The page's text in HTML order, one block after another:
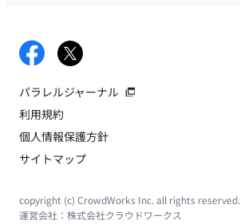
パラレルジャーナル
利用規約
個人情報保護方針
サイトマップ
copyright (c) CrowdWorks Inc. all rights reserved.
運営会社： 株式会社クラウドワークス